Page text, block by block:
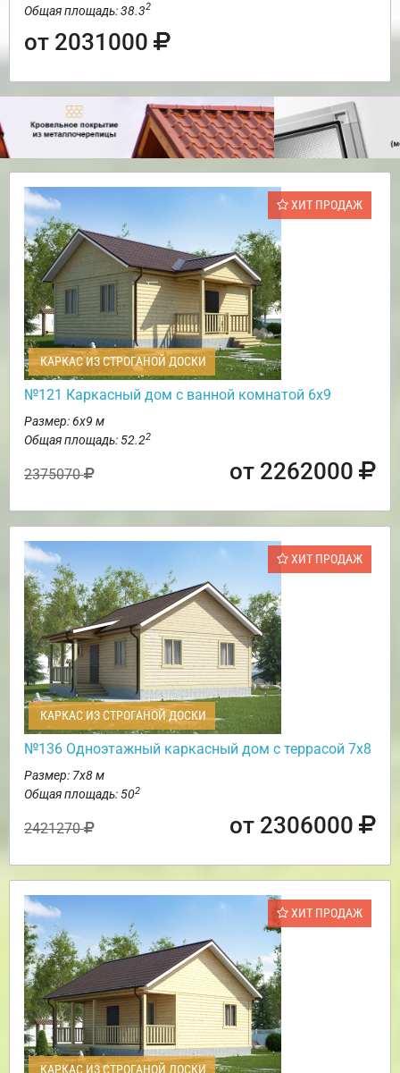
Общая площадь: 38.32
от 2031000
ХИТ ПРОДАЖ
КАРКАС ИЗ СТРОГАНОЙ ДОСКИ
№121 Каркасный дом с ванной комнатой 6х9
Размер: 6х9 м
Общая площадь: 52.22
2375070 от 2262000
ХИТ ПРОДАЖ
КАРКАС ИЗ СТРОГАНОЙ ДОСКИ
№136 Одноэтажный каркасный дом с террасой 7х8
Размер: 7х8 м
Общая площадь: 502
2421270 от 2306000
ХИТ ПРОДАЖ
КАРКАС ИЗ СТРОГАНОЙ ДОСКИ